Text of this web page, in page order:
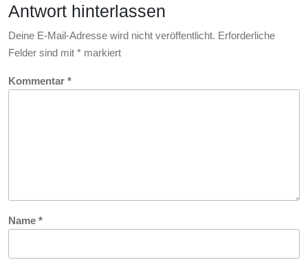
Antwort hinterlassen
Deine E-Mail-Adresse wird nicht veröffentlicht. Erforderliche
Felder sind mit * markiert
Kommentar *
Name *